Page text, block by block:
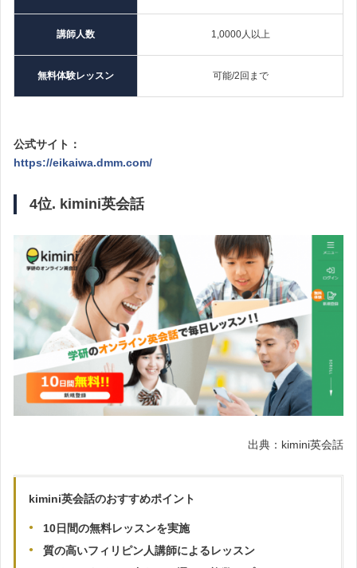
講師人数 1,0000人以上
無料体験レッスン 可能/2回まで
公式サイト：
https://eikaiwa.dmm.com/
4位. kimini英会話
出典：kimini英会話
kimini英会話のおすすめポイント
10日間の無料レッスンを実施
質の高いフィリピン人講師によるレッスン